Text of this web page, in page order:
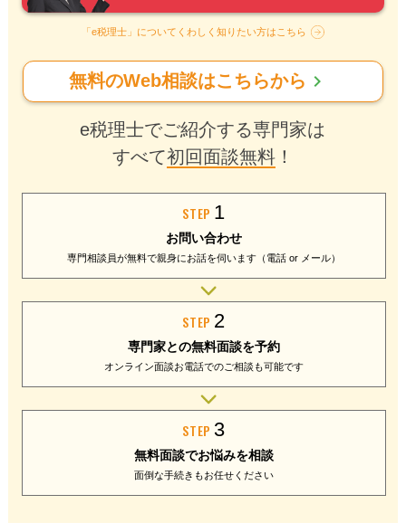
「e税理士」についてくわしく知りたい方はこちら
無料のWeb相談はこちらから chevron_right
e税理士でご紹介する専門家は
すべて初回面談無料！
STEP 1
お問い合わせ
専門相談員が無料で親身にお話を伺います（電話 or メール）
STEP 2
専門家との無料面談を予約
オンライン面談お電話でのご相談も可能です
STEP 3
無料面談でお悩みを相談
面倒な手続きもお任せください